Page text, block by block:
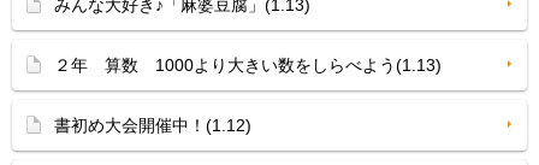
みんな大好き♪「麻婆豆腐」(1.13)
２年 算数 1000より大きい数をしらべよう(1.13)
書初め大会開催中！(1.12)